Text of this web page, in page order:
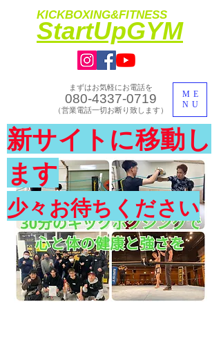
KICKBOXING&FITNESS
​StartUpGYM
ME
NU
まずはお気軽にお電話を
080-4337-0719
​（営業電話一切お断り致します）
​体験入会実施中
新サイトに移動し
ます
少々お待ちください